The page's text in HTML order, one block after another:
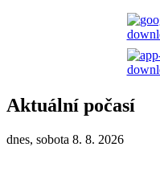
Aktuální počasí
dnes, sobota 8. 8. 2026